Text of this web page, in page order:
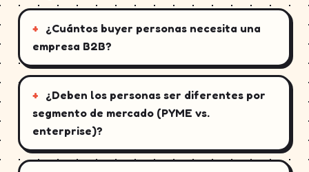
¿Cuántos buyer personas necesita una
empresa B2B?
¿Deben los personas ser diferentes por
segmento de mercado (PYME vs.
enterprise)?